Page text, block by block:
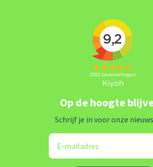
Op de hoogte
Schrijf je in voor onze